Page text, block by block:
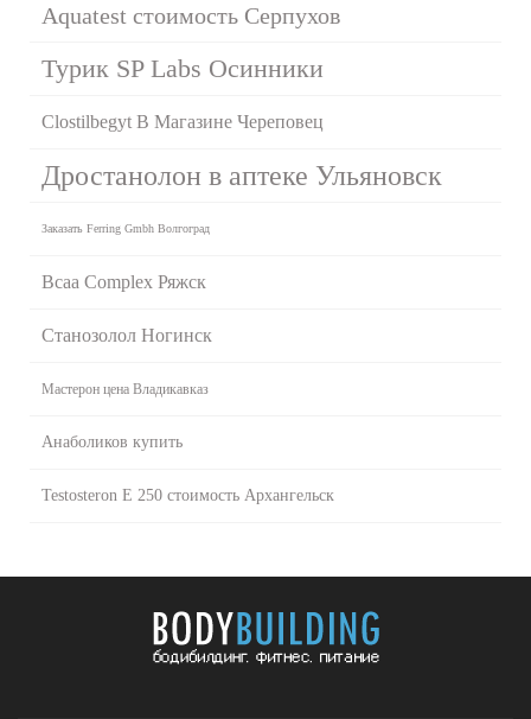
Aquatest стоимость Серпухов
Турик SP Labs Осинники
Clostilbegyt В Магазине Череповец
Дростанолон в аптеке Ульяновск
Заказать Ferring Gmbh Волгоград
Bcaa Complex Ряжск
Станозолол Ногинск
Мастерон цена Владикавказ
Анаболиков купить
Testosteron E 250 стоимость Архангельск